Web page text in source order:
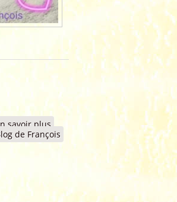
savoir plus à propos de 2024 - Meilleurs
Voeux
de François